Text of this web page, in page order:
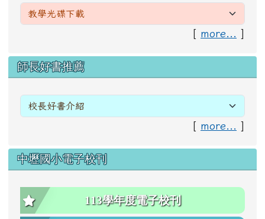
[ more... ]
右邊區域內容
師長好書推薦
[ more... ]
中壢國小電子校刊
113學年度電子校刊